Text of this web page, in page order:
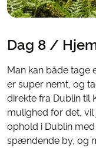
Dag 8 /
Man kan både tage
er super nemt, og
direkte fra Dublin til
mulighed for det,
ophold i Dublin
spændende by, og